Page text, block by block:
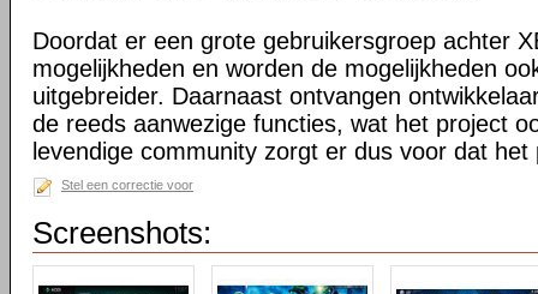
Doordat er een grote gebruikersgroep achter
mogelijkheden en worden de mogelijkheden
uitgebreider. Daarnaast ontvangen
de reeds aanwezige functies, wat het project
levendige community zorgt er dus voor dat
Stel een correctie voor
Screenshots: